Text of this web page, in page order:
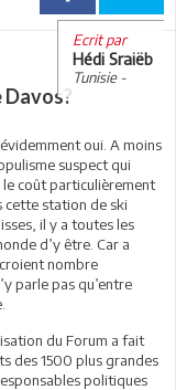
Davos?
Ecrit par
Hédi Sraiëb
Tunisie -
oui. A moins
suspect qui
coût particulièrement
cette station de ski
il y a toutes les
d’y être. Car a
nombre
parle pas qu’entre
du Forum a fait
des 1500 plus grandes
politiques